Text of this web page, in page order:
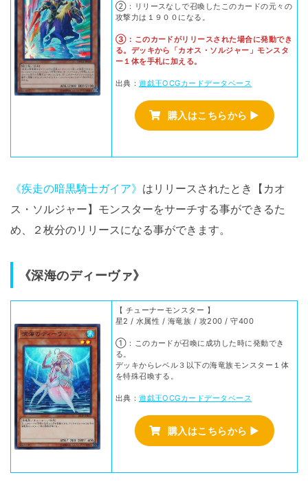
②：リリースなしで召喚したこのカードの元々の
攻撃力は１９００になる。
③：このカードがリリースされた場合に発動でき
る。デッキから「カオス・ソルジャー」モンスタ
ー１体を手札に加える。
出典：遊戯王OCGカードデータベース
購入はこちらから ▶
《疾走の暗黒騎士ガイア》 はリリースされたとき【カオ
ス・ソルジャー】モンスターをサーチする事ができるた
め、２枚分のリリースになる事ができます。
《深海のディーヴァ》
【 チューナーモンスター 】
星2 / 水属性 / 海竜族 / 攻200 / 守400
①：このカードが召喚に成功した時に発動でき
る。
デッキからレベル３以下の海竜族モンスター１体
を特殊召喚する。
出典：遊戯王OCGカードデータベース
購入はこちらから ▶